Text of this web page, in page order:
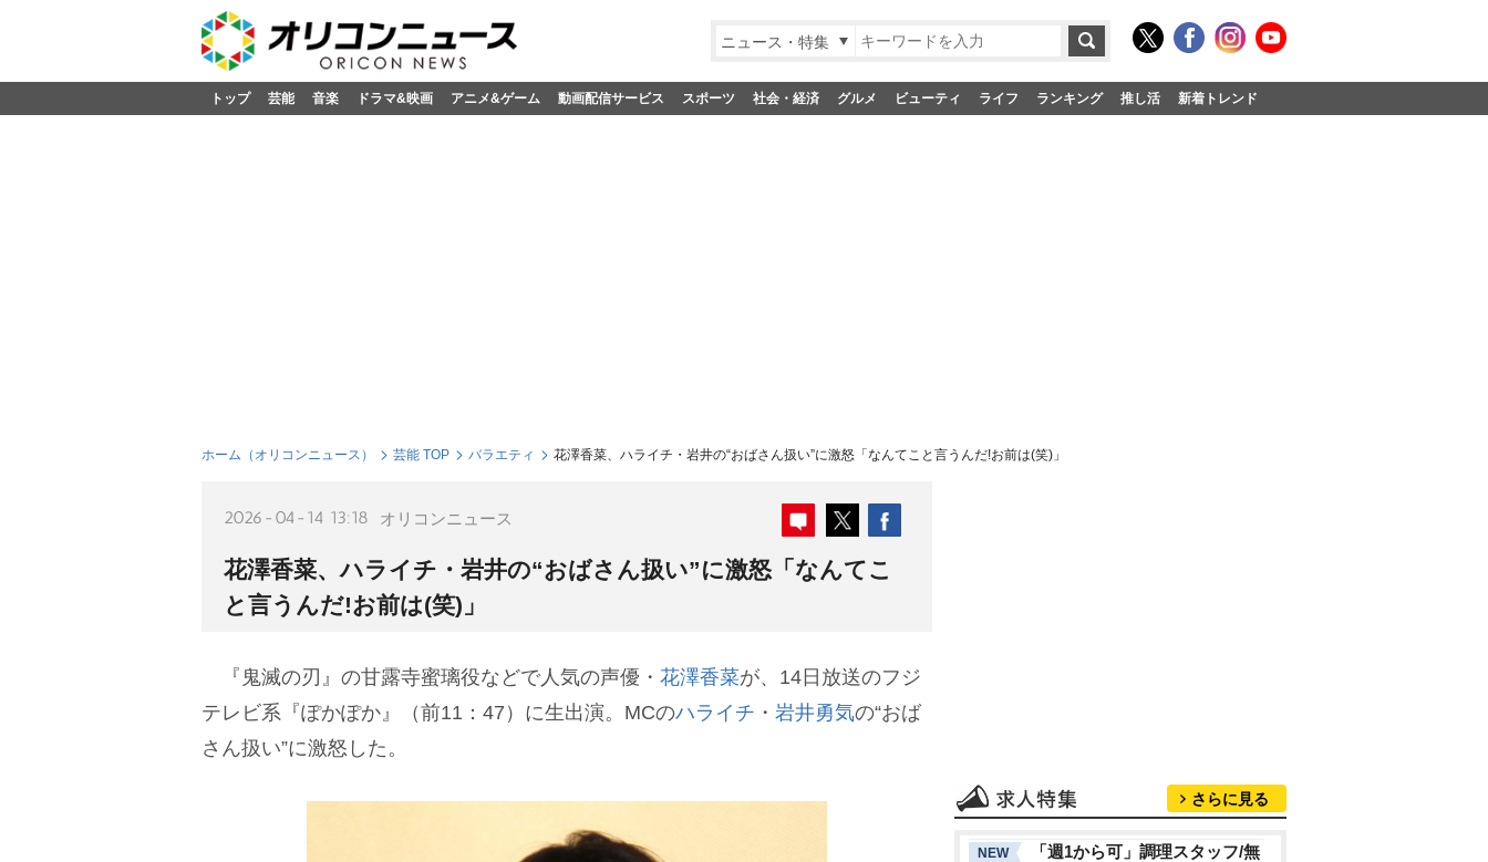
ニュース・特集
トップ 芸能 音楽 ドラマ&映画 アニメ&ゲーム 動画配信サービス スポーツ 社会・経済 グルメ ビューティ ライフ ランキング 推し活 新着トレンド
ホーム（オリコンニュース） 芸能 TOP バラエティ 花澤香菜、ハライチ・岩井の“おばさん扱い”に激怒「なんてこと言うんだ!お前は(笑)」
2026-04-14 13:18 オリコンニュース
花澤香菜、ハライチ・岩井の“おばさん扱い”に激怒「なんてこ
と言うんだ!お前は(笑)」
『鬼滅の刃』の甘露寺蜜璃役などで人気の声優・ 花澤香菜が、14日放送のフジ
テレビ系『ぽかぽか』（前11：47）に生出演。MCのハライチ ・ 井勇気の“おば
さん扱い”に激怒した。
さらに見る
NEW
「週1から可」調理スタッフ/無